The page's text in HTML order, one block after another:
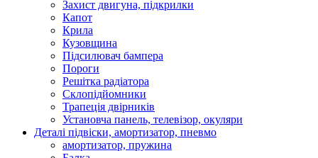
Захист двигуна, підкрилки
Капот
Крила
Кузовщина
Підсилювач бампера
Пороги
Решітка радіатора
Склопідйомники
Трапеція двірників
Установча панель, телевізор, окуляри
Деталі підвіски, амортизатор, пневмо
амортизатор, пружина